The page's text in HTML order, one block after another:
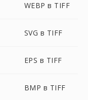
WEBP в TIFF
SVG в TIFF
EPS в TIFF
BMP в TIFF